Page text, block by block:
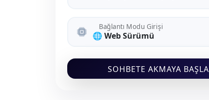
Bağlantı Modu Girişi
SOHBETE AKMAYA BAŞLA